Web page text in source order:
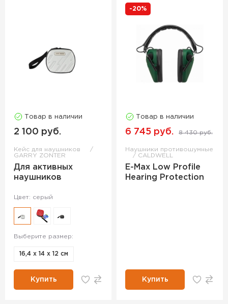
Товар в наличии
2 100 руб.
Кейс для наушников
GARRY ZONTER
Для активных
наушников
Цвет: серый
Выберите размер:
16,4 х 14 х 12 см
Купить
-20%
Товар в наличии
6 745 руб. 8 430 руб.
Наушники противошумные
CALDWELL
E-Max Low Profile
Hearing Protection
Купить